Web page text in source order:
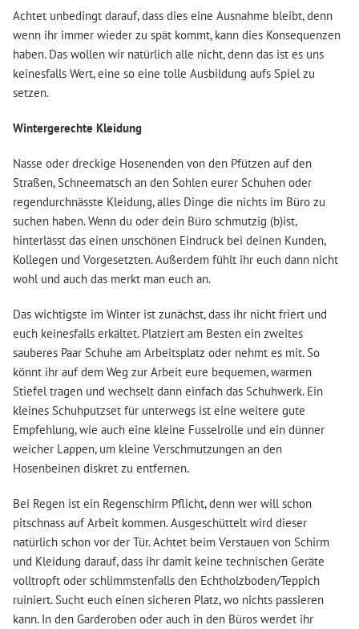
Achtet unbedingt darauf, dass dies eine Ausnahme bleibt, denn
wenn ihr immer wieder zu spät kommt, kann dies Konsequenzen
haben. Das wollen wir natürlich alle nicht, denn das ist es uns
keinesfalls Wert, eine so eine tolle Ausbildung aufs Spiel zu
setzen.
Wintergerechte Kleidung
Nasse oder dreckige Hosenenden von den Pfützen auf den
Straßen, Schneematsch an den Sohlen eurer Schuhen oder
regendurchnässte Kleidung, alles Dinge die nichts im Büro zu
suchen haben. Wenn du oder dein Büro schmutzig (b)ist,
hinterlässt das einen unschönen Eindruck bei deinen Kunden,
Kollegen und Vorgesetzten. Außerdem fühlt ihr euch dann nicht
wohl und auch das merkt man euch an.
Das wichtigste im Winter ist zunächst, dass ihr nicht friert und
euch keinesfalls erkältet. Platziert am Besten ein zweites
sauberes Paar Schuhe am Arbeitsplatz oder nehmt es mit. So
könnt ihr auf dem Weg zur Arbeit eure bequemen, warmen
Stiefel tragen und wechselt dann einfach das Schuhwerk. Ein
kleines Schuhputzset für unterwegs ist eine weitere gute
Empfehlung, wie auch eine kleine Fusselrolle und ein dünner
weicher Lappen, um kleine Verschmutzungen an den
Hosenbeinen diskret zu entfernen.
Bei Regen ist ein Regenschirm Pflicht, denn wer will schon
pitschnass auf Arbeit kommen. Ausgeschüttelt wird dieser
natürlich schon vor der Tür. Achtet beim Verstauen von Schirm
und Kleidung darauf, dass ihr damit keine technischen Geräte
volltropft oder schlimmstenfalls den Echtholzboden/Teppich
ruiniert. Sucht euch einen sicheren Platz, wo nichts passieren
kann. In den Garderoben oder auch in den Büros werdet ihr